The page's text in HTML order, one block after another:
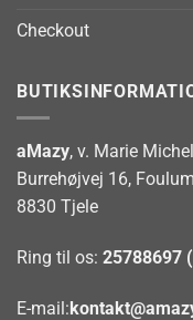
Checkout
aMazy, v. Marie
Burrehøjvej 16, Foulum
8830 Tjele
Ring til os: 25788697
E-mail: